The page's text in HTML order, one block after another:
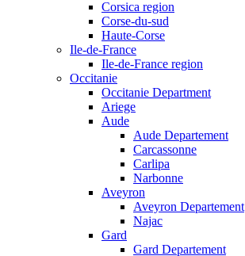
Corsica region
Corse-du-sud
Haute-Corse
Ile-de-France
Ile-de-France region
Occitanie
Occitanie Department
Ariege
Aude
Aude Departement
Carcassonne
Carlipa
Narbonne
Aveyron
Aveyron Departement
Najac
Gard
Gard Departement